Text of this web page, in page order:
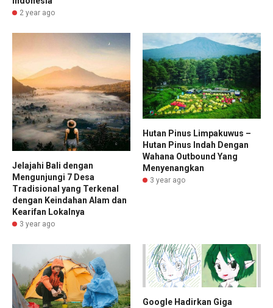
2 year ago
Jelajahi Bali dengan
Mengunjungi 7 Desa
Tradisional yang Terkenal
dengan Keindahan Alam dan
Kearifan Lokalnya
3 year ago
Hutan Pinus Limpakuwus –
Hutan Pinus Indah Dengan
Wahana Outbound Yang
Menyenangkan
3 year ago
Google Hadirkan Giga